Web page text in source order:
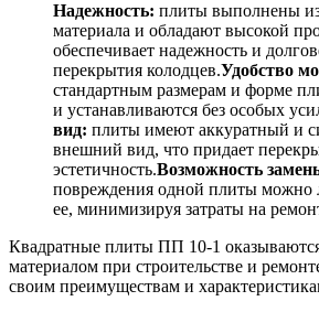
Надежность: плиты выполнены из
материала и обладают высокой
обеспечивает надежность и
перекрытия колодцев.Удобство
стандартным размерам и форме
и устанавливаются без особых
вид: плиты имеют аккуратный и
внешний вид, что придает
эстетичность.Возможность
повреждения одной плиты можно
ее, минимизируя затраты на
Квадратные плиты ПП 10-1
материалом при строительстве и
своим преимуществам и